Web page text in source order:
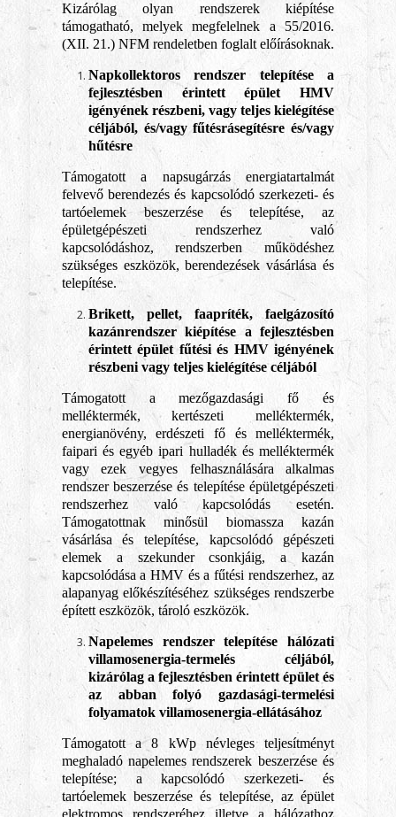
Kizárólag olyan rendszerek kiépítése
támogatható, melyek megfelelnek a 55/2016.
(XII. 21.) NFM rendeletben foglalt előírásoknak.
Napkollektoros rendszer telepítése a
fejlesztésben érintett épület HMV
igényének részbeni, vagy teljes kielégítése
céljából, és/vagy fűtésrásegítésre és/vagy
hűtésre
Támogatott a napsugárzás energiatartalmát
felvevő berendezés és kapcsolódó szerkezeti- és
tartóelemek beszerzése és telepítése, az
épületgépészeti rendszerhez való
kapcsolódáshoz, rendszerben működéshez
szükséges eszközök, berendezések vásárlása és
telepítése.
Brikett, pellet, faapríték, faelgázosító
kazánrendszer kiépítése a fejlesztésben
érintett épület fűtési és HMV igényének
részbeni vagy teljes kielégítése céljából
Támogatott a mezőgazdasági fő és
melléktermék, kertészeti melléktermék,
energianövény, erdészeti fő és melléktermék,
faipari és egyéb ipari hulladék és melléktermék
vagy ezek vegyes felhasználására alkalmas
rendszer beszerzése és telepítése épületgépészeti
rendszerhez való kapcsolódás esetén.
Támogatottnak minősül biomassza kazán
vásárlása és telepítése, kapcsolódó gépészeti
elemek a szekunder csonkjáig, a kazán
kapcsolódása a HMV és a fűtési rendszerhez, az
alapanyag előkészítéséhez szükséges rendszerbe
épített eszközök, tároló eszközök.
Napelemes rendszer telepítése hálózati
villamosenergia-termelés céljából,
kizárólag a fejlesztésben érintett épület és
az abban folyó gazdasági-termelési
folyamatok villamosenergia-ellátásához
Támogatott a 8 kWp névleges teljesítményt
meghaladó napelemes rendszerek beszerzése és
telepítése; a kapcsolódó szerkezeti- és
tartóelemek beszerzése és telepítése, az épület
elektromos rendszeréhez illetve a hálózathoz